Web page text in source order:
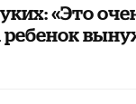
«Это